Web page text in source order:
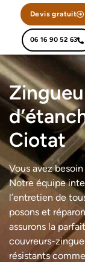
Devis gratuit
06 16 90 52 63
Ciotat
Vous avez
Notre équipe
l’entretien de
posons et
assurons la
couvreurs-
résistants